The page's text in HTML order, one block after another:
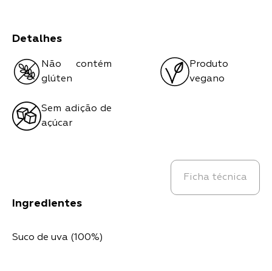
Detalhes
Não contém
glúten
Produto
vegano
Sem adição de
açúcar
Ficha técnica
Ingredientes
Suco de uva (100%)